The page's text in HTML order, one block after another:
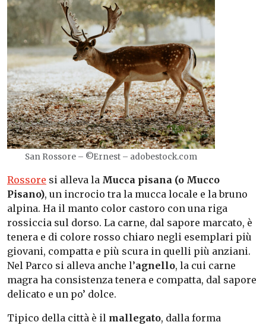
San Rossore – ©Ernest – adobestock.com
Rossore si alleva la Mucca pisana (o Mucco
Pisano), un incrocio tra la mucca locale e la bruno
alpina. Ha il manto color castoro con una riga
rossiccia sul dorso. La carne, dal sapore marcato, è
tenera e di colore rosso chiaro negli esemplari più
giovani, compatta e più scura in quelli più anziani.
Nel Parco si alleva anche l’agnello, la cui carne
magra ha consistenza tenera e compatta, dal sapore
delicato e un po’ dolce.
Tipico della città è il mallegato, dalla forma